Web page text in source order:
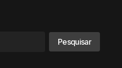
Pesquisar